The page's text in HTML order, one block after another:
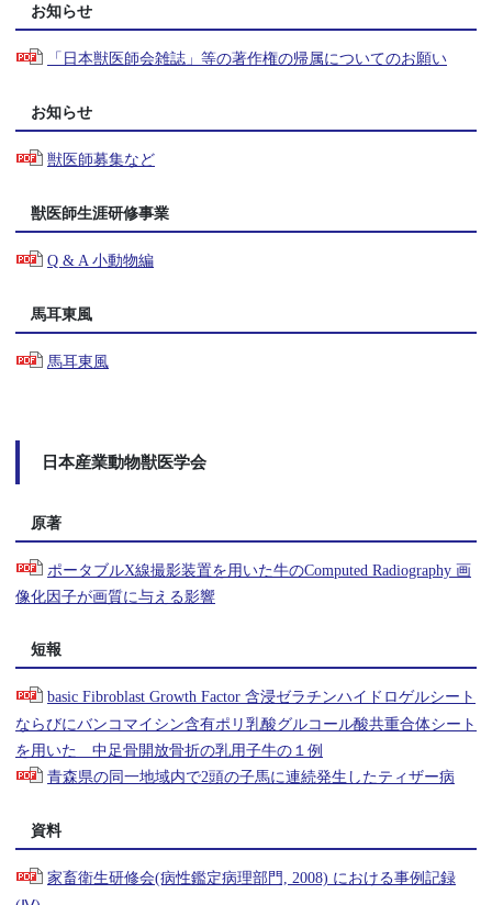
お知らせ
「日本獣医師会雑誌」等の著作権の帰属についてのお願い
お知らせ
獣医師募集など
獣医師生涯研修事業
Q & A 小動物編
馬耳東風
馬耳東風
日本産業動物獣医学会
原著
ポータブルX線撮影装置を用いた牛のComputed Radiography 画
像化因子が画質に与える影響
短報
basic Fibroblast Growth Factor 含浸ゼラチンハイドロゲルシート
ならびにバンコマイシン含有ポリ乳酸グルコール酸共重合体シート
を用いた 中足骨開放骨折の乳用子牛の１例
青森県の同一地域内で2頭の子馬に連続発生したティザー病
資料
家畜衛生研修会(病性鑑定病理部門, 2008) における事例記録